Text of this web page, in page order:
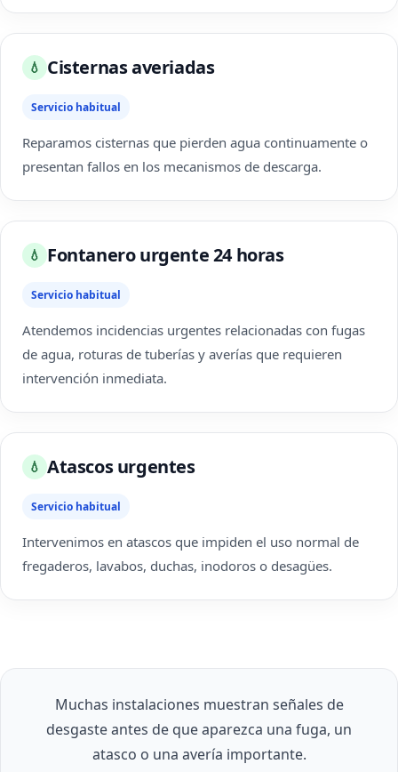
💧 Cisternas averiadas
Servicio habitual
Reparamos cisternas que pierden agua continuamente o
presentan fallos en los mecanismos de descarga.
💧 Fontanero urgente 24 horas
Servicio habitual
Atendemos incidencias urgentes relacionadas con fugas
de agua, roturas de tuberías y averías que requieren
intervención inmediata.
💧 Atascos urgentes
Servicio habitual
Intervenimos en atascos que impiden el uso normal de
fregaderos, lavabos, duchas, inodoros o desagües.
Muchas instalaciones muestran señales de
desgaste antes de que aparezca una fuga, un
atasco o una avería importante.